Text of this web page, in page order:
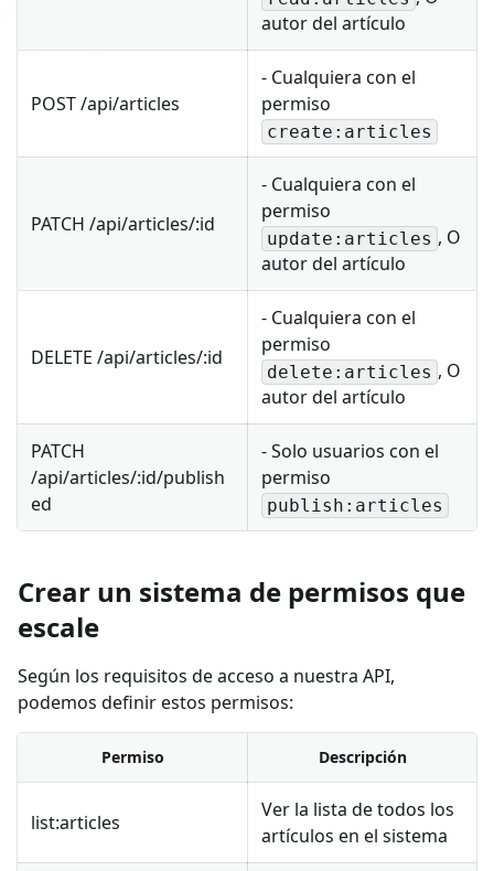
autor del artículo
POST /api/articles
- Cualquiera con el
permiso
create:articles
PATCH /api/articles/:id
- Cualquiera con el
permiso
update:articles , O
autor del artículo
DELETE /api/articles/:id
- Cualquiera con el
permiso
delete:articles , O
autor del artículo
PATCH
/api/articles/:id/publish
ed
- Solo usuarios con el
permiso
publish:articles
Crear un sistema de permisos que
escale
Según los requisitos de acceso a nuestra API,
podemos definir estos permisos:
Permiso Descripción
list:articles
Ver la lista de todos los
artículos en el sistema